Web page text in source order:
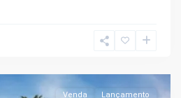
Venda Lançamento